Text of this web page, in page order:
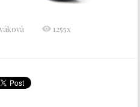
1255x